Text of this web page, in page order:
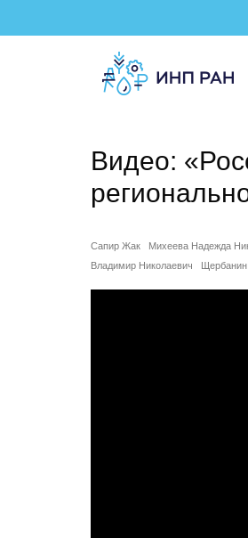
Видео:
Сапир Жак Михеева Надежда
Владимир Николаевич